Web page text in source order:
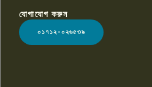
LOGO
যোগাযোগ করুন
০১৭১২-০২৬৫৩৯